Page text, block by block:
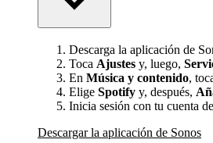
Descarga la aplicación de
Toca Ajustes y, luego,
En Música y contenido,
Elige Spotify y, después,
Inicia sesión con tu cuenta
Descargar la aplicación de Sonos